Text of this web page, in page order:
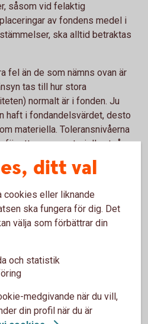
såsom vid felaktig
av fondens medel i
ska alltid betraktas
fel än de som nämns ovan är
tas till hur stora
normalt är i fonden. Ju
haft i fondandelsvärdet, desto
materiella. Toleransnivåerna
för att anses materiella utgår
1-7). Fondens riskkategori
speglar fondens känslighet
och därmed högre
räntefond, vilket resulterar i en
ditt val
cookies eller liknande
ska fungera för dig. Det
välja som förbättrar din
och statistik
medgivande när du vill,
din profil när du är